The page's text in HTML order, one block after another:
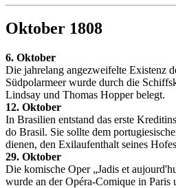
Oktober 1808
6. Oktober
Die jahrelang angezweifelte Existenz
Südpolarmeer wurde durch die
Lindsay und Thomas Hopper belegt.
12. Oktober
In Brasilien entstand das erste
do Brasil. Sie sollte dem
dienen, den Exilaufenthalt seines
29. Oktober
Die komische Oper „Jadis et
wurde an der Opéra-Comique in Paris